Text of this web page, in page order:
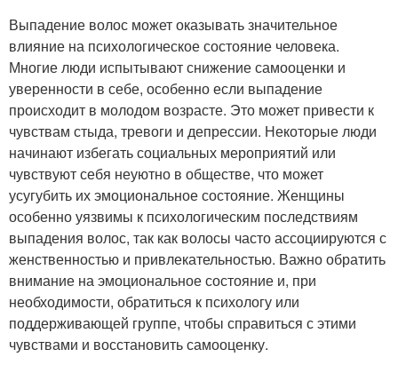
Выпадение волос может оказывать значительное
влияние на психологическое состояние человека.
Многие люди испытывают снижение самооценки и
уверенности в себе, особенно если выпадение
происходит в молодом возрасте. Это может привести к
чувствам стыда, тревоги и депрессии. Некоторые люди
начинают избегать социальных мероприятий или
чувствуют себя неуютно в обществе, что может
усугубить их эмоциональное состояние. Женщины
особенно уязвимы к психологическим последствиям
выпадения волос, так как волосы часто ассоциируются с
женственностью и привлекательностью. Важно обратить
внимание на эмоциональное состояние и, при
необходимости, обратиться к психологу или
поддерживающей группе, чтобы справиться с этими
чувствами и восстановить самооценку.